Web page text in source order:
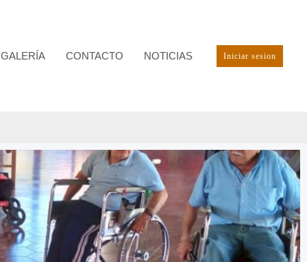
GALERÍA CONTACTO NOTICIAS Iniciar sesion